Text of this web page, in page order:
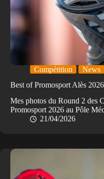
Compétition
News
Best of Promosport Alès 2026
Mes photos du Round 2 des
Promosport 2026 au Pôle
21/04/2026